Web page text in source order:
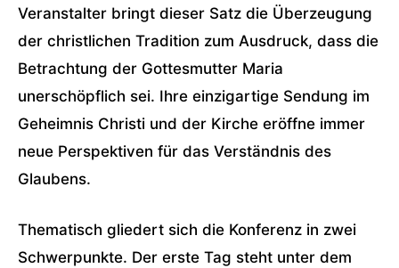
Veranstalter bringt dieser Satz die Überzeugung
der christlichen Tradition zum Ausdruck, dass die
Betrachtung der Gottesmutter Maria
unerschöpflich sei. Ihre einzigartige Sendung im
Geheimnis Christi und der Kirche eröffne immer
neue Perspektiven für das Verständnis des
Glaubens.
Thematisch gliedert sich die Konferenz in zwei
Schwerpunkte. Der erste Tag steht unter dem